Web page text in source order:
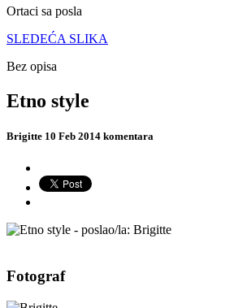
Ortaci sa posla
SLEDEĆA SLIKA
Bez opisa
Etno style
Brigitte 10 Feb 2014 komentara
Fotograf